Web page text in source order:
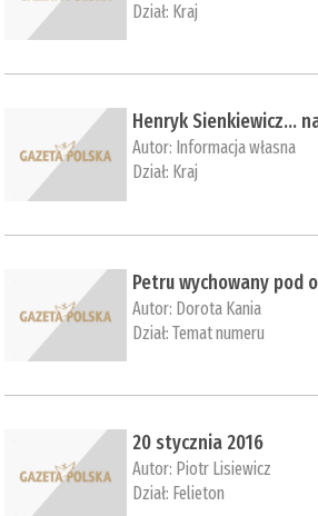
Dział: Kraj
Henryk Sienkiewicz...
Autor: Informacja własna
Dział: Kraj
Petru wychowany pod
Autor: Dorota Kania
Dział:Temat numeru
20 stycznia 2016
Autor: Piotr Lisiewicz
Dział: Felieton